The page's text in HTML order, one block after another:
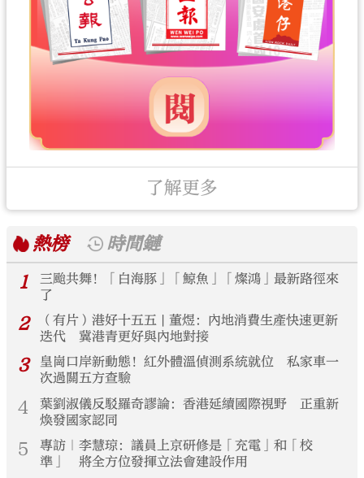
了解更多
熱榜
時間鏈
1
三颱共舞！「白海豚」「鯨魚」「燦鴻」最新路徑來
了
2
（有片）港好十五五 | 董煜：內地消費生產快速更新
迭代 冀港青更好與內地對接
3
皇崗口岸新動態！紅外體溫偵測系統就位 私家車一
次過關五方查驗
4
葉劉淑儀反駁羅奇謬論：香港延續國際視野 正重新
煥發國家認同
5
專訪｜李慧琼：議員上京研修是「充電」和「校
準」 將全方位發揮立法會建設作用